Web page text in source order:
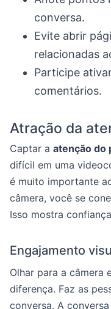
conversa.
Evite abrir
relacionadas
Participe
comentários.
Atração da
Captar a atenção do
difícil em uma
é muito importante
câmera, você se
Isso mostra
Engajamento
Olhar para a câmera
diferença. Faz as
conversa. A